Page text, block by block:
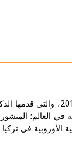
عقدت وزارة الشؤون الخارجية لتركيا في 21 ديسمبر
العالم؛ المنشور
الأوروبية في